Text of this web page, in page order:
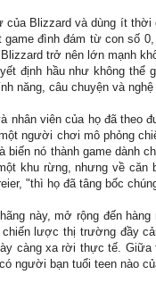
của Blizzard và dùng ít
đình đám từ con số
trở nên lớn mạnh
định hầu như không
năng, câu chuyện và
nhân viên của họ đã
người chơi mô phỏng
nó thành game dành
khu rừng, nhưng về
"thì họ đã tâng bốc
này, mở rộng đến
lược thị trường đầy
càng xa rời thực tế.
người bạn tuổi teen nào